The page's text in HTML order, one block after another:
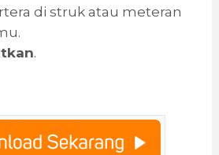
di struk atau meteran
.